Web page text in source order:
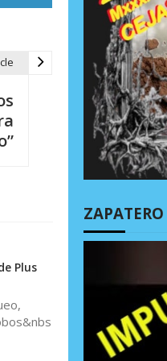
Plus